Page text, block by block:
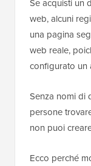
Se acquisti un
web, alcuni
una pagina
web reale,
configurato un
Senza nomi di
persone
non puoi
Ecco perché